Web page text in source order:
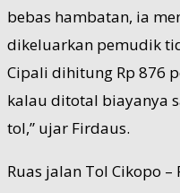
bebas hambatan, ia
dikeluarkan pemudik
Cipali dihitung Rp 876
kalau ditotal biayanya
tol,” ujar Firdaus.
Ruas jalan Tol Cikopo